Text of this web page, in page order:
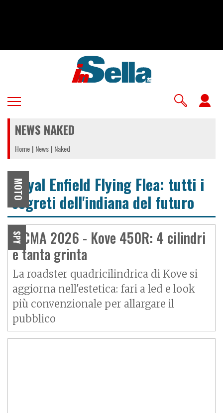
NEWS NAKED
Home News Naked
MOTO
Royal Enfield Flying Flea: tutti i
segreti dell'indiana del futuro
SPY
EICMA 2026 - Kove 450R: 4 cilindri
e tanta grinta
La roadster quadricilindrica di Kove si
aggiorna nell'estetica: fari a led e look
più convenzionale per allargare il
pubblico